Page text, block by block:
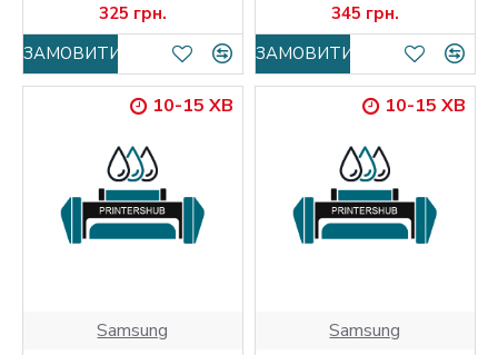
325 грн.
ЗАМОВИТИ
345 грн.
ЗАМОВИТИ
10-15 ХВ
Samsung
10-15 ХВ
Samsung